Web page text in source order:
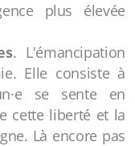
plus élevée
. L'émancipation
Elle consiste à
se sente en
cette liberté et la
Là encore pas